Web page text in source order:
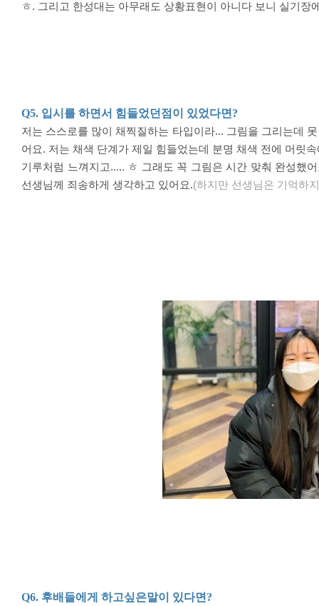
ㅎ. 그리고 한성대는 아무래도 상황표현이 아니다 보니 실기
Q5. 입시를 하면서 힘들었던점이 있었다면 ?
저는 스스로를 많이 채찍질하는 타입이라... 그림을 그리는데
어요. 저는 채색 단계가 제일 힘들었는데 분명 채색 전에 머릿
기루처럼 느껴지고..... ㅎ 그래도 꼭 그림은 시간 맞춰 완성했
선생님께 죄송하게 생각하고 있어요.(하지만 선생님은 기억하
Q6. 후배들에게 하고싶은말이 있다면 ?